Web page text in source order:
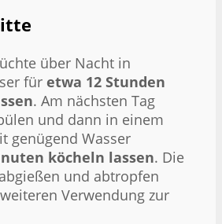
über Nacht in
für etwa 12 Stunden
. Am nächsten Tag
und dann in einem
genügend Wasser
köcheln lassen. Die
und abtropfen
Verwendung zur